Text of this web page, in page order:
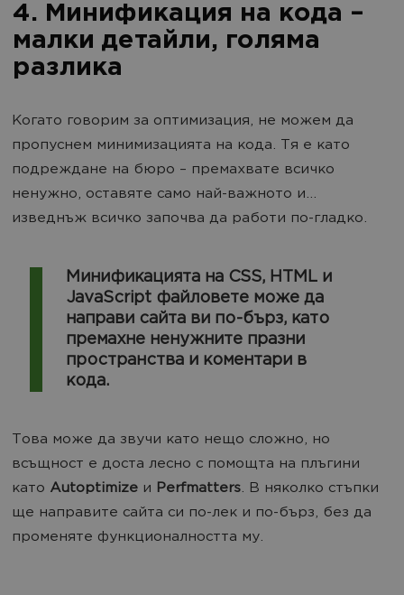
4. Минификация на кода –
малки детайли, голяма
разлика
Когато говорим за оптимизация, не можем да
пропуснем минимизацията на кода. Тя е като
подреждане на бюро – премахвате всичко
ненужно, оставяте само най-важното и...
изведнъж всичко започва да работи по-гладко.
Минификацията на CSS, HTML и
JavaScript файловете може да
направи сайта ви по-бърз, като
премахне ненужните празни
пространства и коментари в
кода.
Това може да звучи като нещо сложно, но
всъщност е доста лесно с помощта на плъгини
като Autoptimize и Perfmatters. В няколко стъпки
ще направите сайта си по-лек и по-бърз, без да
променяте функционалността му.